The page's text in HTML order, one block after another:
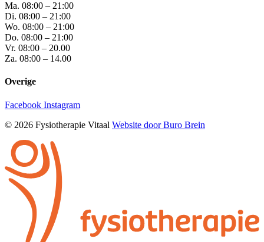
Ma. 08:00 – 21:00
Di. 08:00 – 21:00
Wo. 08:00 – 21:00
Do. 08:00 – 21:00
Vr. 08:00 – 20.00
Za. 08:00 – 14.00
Overige
Facebook Instagram
© 2026 Fysiotherapie Vitaal Website door Buro Brein